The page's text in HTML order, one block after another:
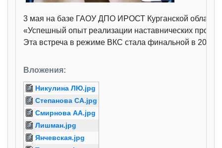
3 мая на базе ГАОУ ДПО ИРОСТ Курганской области
«Успешный опыт реализации наставнических
Эта встреча в режиме ВКС стала финальной в 2023-
Вложения:
Никулина ЛЮ.jpg
Степанова СА.jpg
Смирнова АА.jpg
Лишман.jpg
Янчевская.jpg